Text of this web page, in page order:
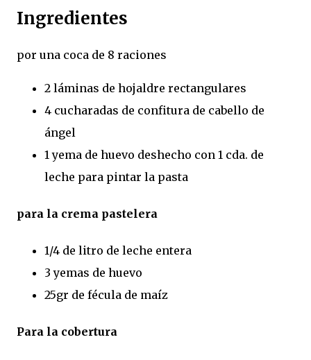
Ingredientes
por una coca de 8 raciones
2 láminas de hojaldre rectangulares
4 cucharadas de confitura de cabello de
ángel
1 yema de huevo deshecho con 1 cda. de
leche para pintar la pasta
para la crema pastelera
1/4 de litro de leche entera
3 yemas de huevo
25gr de fécula de maíz
Para la cobertura